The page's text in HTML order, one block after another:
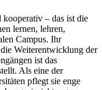
– das ist die
lernen, lehren,
Campus. Ihr
Weiterentwicklung der
ist das
Als eine der
pflegt sie enge